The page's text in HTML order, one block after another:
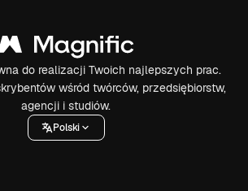
do realizacji Twoich najlepszych prac.
wśród twórców, przedsiębiorstw,
agencji i studiów.
Polski